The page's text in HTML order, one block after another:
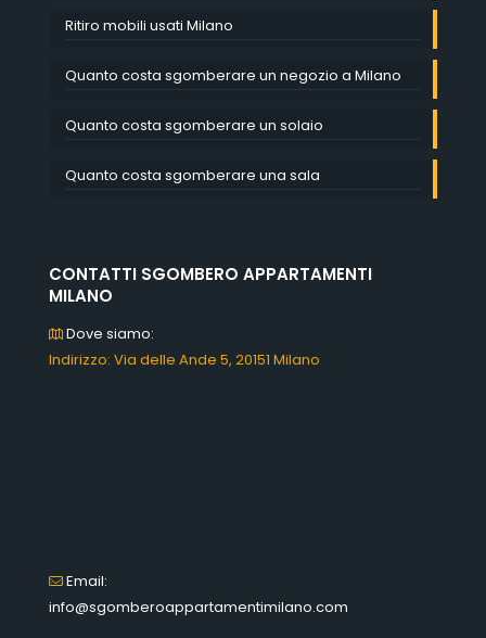
Ritiro mobili usati Milano
Quanto costa sgomberare un negozio a Milano
Quanto costa sgomberare un solaio
Quanto costa sgomberare una sala
CONTATTI SGOMBERO APPARTAMENTI
MILANO
Dove siamo:
Indirizzo: Via delle Ande 5, 20151 Milano
Email:
info@sgomberoappartamentimilano.com